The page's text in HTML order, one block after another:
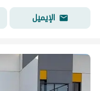
الإيميل